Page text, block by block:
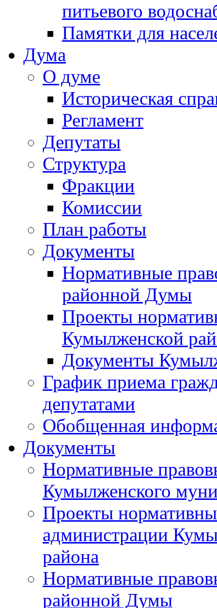
питьевого
Памятки для
Дума
О думе
Историческая
Регламент
Депутаты
Структура
Фракции
Комиссии
План работы
Документы
Нормативные
районной Думы
Проекты
Кумылженской
Документы
График приема
депутатами
Обобщенная
Документы
Нормативные
Кумылженского
Проекты
администрации
района
Нормативные
районной Думы